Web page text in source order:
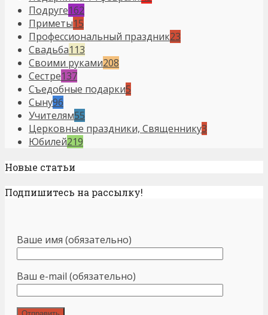
Подруге162
Приметы15
Профессиональный праздник23
Свадьба113
Своими руками208
Сестре137
Съедобные подарки5
Сыну96
Учителям55
Церковные праздники, Священнику3
Юбилей219
Новые статьи
Подпишитесь на рассылку!
Ваше имя (обязательно)
Ваш e-mail (обязательно)